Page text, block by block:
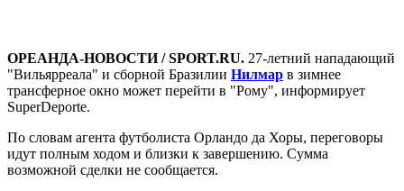
ОРЕАНДА-НОВОСТИ / SPORT.RU. 27-летний нападающий
"Вильярреала" и сборной Бразилии Нилмар в зимнее
трансферное окно может перейти в "Рому", информирует
SuperDeporte.
По словам агента футболиста Орландо да Хоры, переговоры
идут полным ходом и близки к завершению. Сумма
возможной сделки не сообщается.